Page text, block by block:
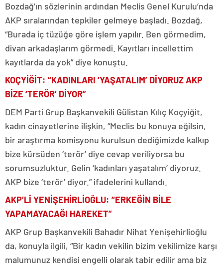
Bozdağ’ın sözlerinin ardından Meclis Genel Kurulu’nda
AKP sıralarından tepkiler gelmeye başladı. Bozdağ,
“Burada iç tüzüğe göre işlem yapılır. Ben görmedim,
divan arkadaşlarım görmedi. Kayıtları incellettim
kayıtlarda da yok” diye konuştu.
KOÇYİĞİT: “KADINLARI ‘YAŞATALIM’ DİYORUZ AKP
BİZE ‘TERÖR’ DİYOR”
DEM Parti Grup Başkanvekili Gülistan Kılıç Koçyiğit,
kadın cinayetlerine ilişkin, “Meclis bu konuya eğilsin,
bir araştırma komisyonu kurulsun dediğimizde kalkıp
bize kürsüden ‘terör’ diye cevap veriliyorsa bu
sorumsuzluktur. Gelin ‘kadınları yaşatalım’ diyoruz.
AKP bize ‘terör’ diyor.” ifadelerini kullandı.
AKP’Lİ YENİŞEHİRLİOĞLU: “ERKEĞİN BİLE
YAPAMAYACAĞI HAREKET”
AKP Grup Başkanvekili Bahadır Nihat Yenişehirlioğlu
da, konuyla ilgili, “Bir kadın vekilin bizim vekilimize karşı
malumunuz kendisi engelli olarak tabir edilir ama biz